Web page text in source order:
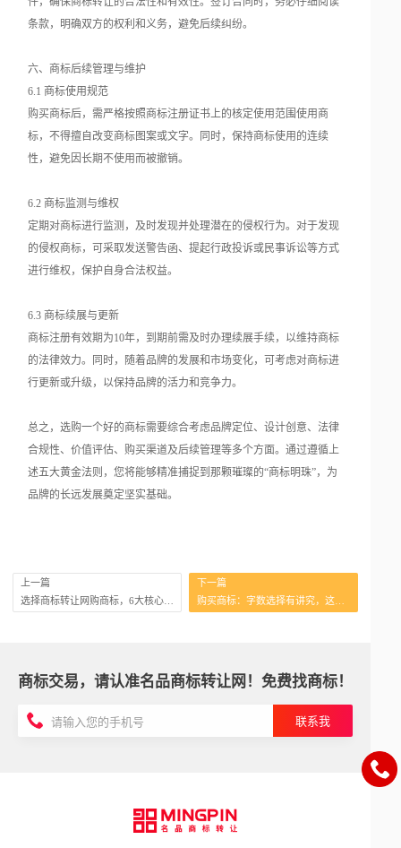
条款，明确双方的权利和义务，避免后续纠纷。
六、商标后续管理与维护
6.1 商标使用规范
购买商标后，需严格按照商标注册证书上的核定使用范围使用商
标，不得擅自改变商标图案或文字。同时，保持商标使用的连续
性，避免因长期不使用而被撤销。
6.2 商标监测与维权
定期对商标进行监测，及时发现并处理潜在的侵权行为。对于发现
的侵权商标，可采取发送警告函、提起行政投诉或民事诉讼等方式
进行维权，保护自身合法权益。
6.3 商标续展与更新
商标注册有效期为10年，到期前需及时办理续展手续，以维持商标
的法律效力。同时，随着品牌的发展和市场变化，可考虑对商标进
行更新或升级，以保持品牌的活力和竞争力。
总之，选购一个好的商标需要综合考虑品牌定位、设计创意、法律
合规性、价值评估、购买渠道及后续管理等多个方面。通过遵循上
述五大黄金法则，您将能够精准捕捉到那颗璀璨的“商标明珠”，为
品牌的长远发展奠定坚实基础。
上一篇
下一篇
购买商标：字数选择有讲究，这些要点需知晓
商标交易，请认准名品商标转让网！免费找商标！
联系我